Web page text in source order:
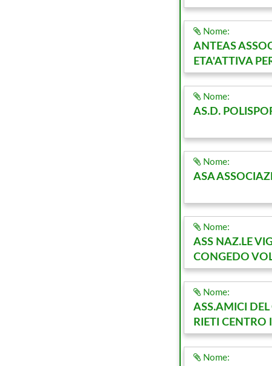
Nome:
ANTEAS
ETA'ATTIVA
Nome:
AS.D.
Nome:
ASA
Nome:
ASS NAZ.LE
CONGEDO
Nome:
ASS.AMICI DEL
RIETI CENTRO
Nome: